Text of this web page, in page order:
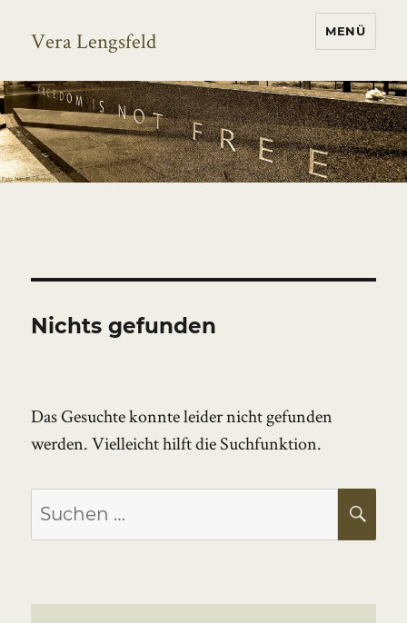
Vera Lengsfeld MENÜ
Nichts gefunden
Das Gesuchte konnte leider nicht gefunden
werden. Vielleicht hilft die Suchfunktion.
Suchen
nach: